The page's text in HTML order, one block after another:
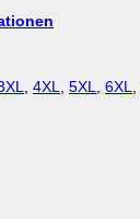
, 4XL, 5XL, 6XL,